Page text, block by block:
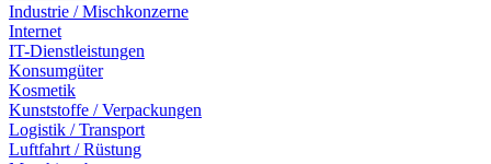
Industrie / Mischkonzerne
Internet
IT-Dienstleistungen
Konsumgüter
Kosmetik
Kunststoffe / Verpackungen
Logistik / Transport
Luftfahrt / Rüstung